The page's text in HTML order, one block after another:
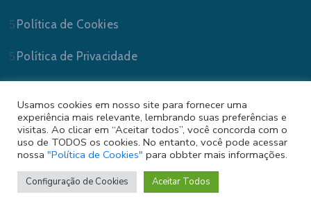
Política de Cookies
Política de Privacidade
os Direitos Reservados.
Usamos cookies em nosso site para fornecer uma
experiência mais relevante, lembrando suas preferências e
visitas. Ao clicar em “Aceitar todos”, você concorda com o
uso de TODOS os cookies. No entanto, você pode acessar
nossa "Política de Cookies" para obbter mais informações.
Configuração de Cookies Aceitar Todos